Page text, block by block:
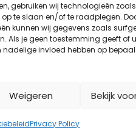
gebruiken wij technologieën
te slaan en/of te raadplegen.
kunnen wij gegevens zoals
Als je geen toestemming geeft of
nadelige invloed hebben op
Weigeren Bekijk
Privacy Policy
08:30 - 17:30
is onderdeel van